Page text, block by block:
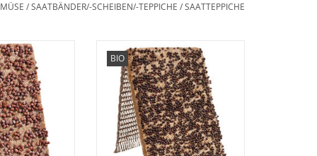
/SAATBÄNDER/-SCHEIBEN/-TEPPICHE /SAATTEPPICHE
- für die
Keramik-
innovatives
- für den
daheim. Für
HINZUFÜGEN
BIO
Rotkohl Saatpad - für die schöne
Microgreens Keramik-
Anzuchtschale, ein innovatives
Anzuchtsystem - für den
Küchengarten daheim. Für
Superfood Keimpflanzen!
ZUM WARENKORB HINZUFÜGEN